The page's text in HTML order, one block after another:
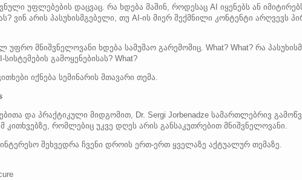
უფლებების დაცვაც. რა ხდება მაშინ, როდესაც AI იყენებს ან
ვინ არის პასუხისმგებელი, თუ AI-ის მიერ შექმნილი კონტენტი არღვევს
უფრო მნიშვნელოვანი ხდება სამუშაო გარემოშიც. What? What? რა
გამოყენებისას? What?
იქნება სემინარის მთავარი თემა.
და პრაქტიკული მიდგომით, Dr. Sergi Jorbenadze სამართლებრივ
კითხვებზე, რომლებიც უკვე დღეს არის განსაკუთრებით მნიშვნელოვანი.
შეხვედრა ჩვენი დროის ერთ-ერთ ყველაზე აქტუალურ თემაზე.